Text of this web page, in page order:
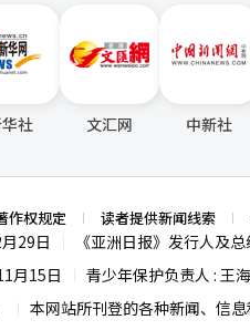
社 文汇网 中新社
作权规定 读者提供新闻线索
29日 《亚洲日报》发行人及
月15日
青少年保护负责人 : 王
本网站所刊登的各种新闻、信